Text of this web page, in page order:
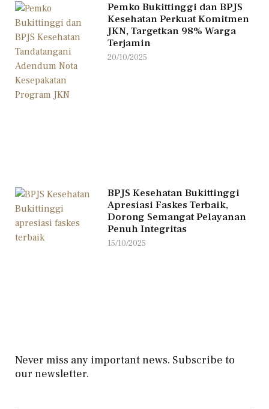
Pemko Bukittinggi dan BPJS
Kesehatan Perkuat Komitmen
JKN, Targetkan 98% Warga
Terjamin
20/10/2025
BPJS Kesehatan Bukittinggi
Apresiasi Faskes Terbaik,
Dorong Semangat Pelayanan
Penuh Integritas
15/10/2025
Never miss any important news. Subscribe to
our newsletter.